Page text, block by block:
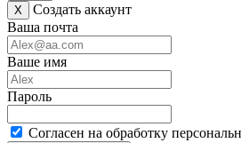
X
Создать аккаунт
Ваша почта
Ваше имя
Пароль
Согласен на обработку